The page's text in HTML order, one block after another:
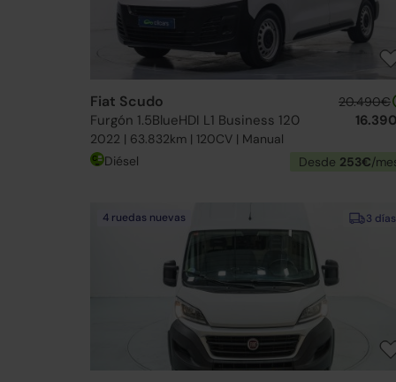
Fiat Scudo
Furgón 1.5BlueHDI L1 Business 120
2022 | 63.832km | 120CV | Manual
20.490€
Diésel Desde 253€/
3 días
4 ruedas nuevas